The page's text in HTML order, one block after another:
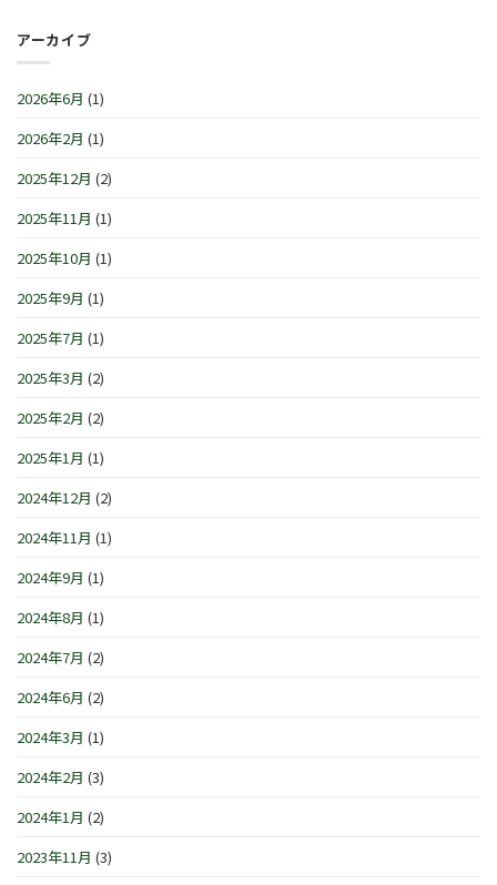
ブ
レ
ョ
IN
浜/
町』！！
は
～
1
(日)
は
4
は
お
知
で
は
アーカイブ
2026年6月 (1)
2026年2月 (1)
2025年12月 (2)
2025年11月 (1)
2025年10月 (1)
2025年9月 (1)
2025年7月 (1)
2025年3月 (2)
2025年2月 (2)
2025年1月 (1)
2024年12月 (2)
2024年11月 (1)
2024年9月 (1)
2024年8月 (1)
2024年7月 (2)
2024年6月 (2)
2024年3月 (1)
2024年2月 (3)
2024年1月 (2)
2023年11月 (3)